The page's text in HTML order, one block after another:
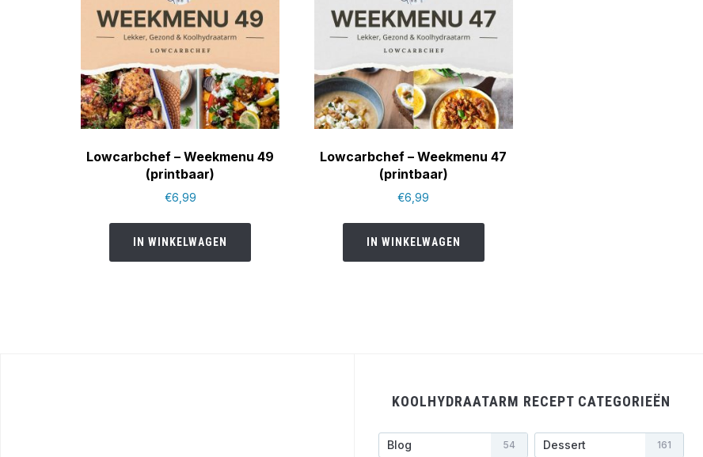
Lowcarbchef – Weekmenu 49
(printbaar)
€6,99
IN WINKELWAGEN
Lowcarbchef – Weekmenu 47
(printbaar)
€6,99
IN WINKELWAGEN
KOOLHYDRAATARM RECEPT CATEGORIEËN
Blog 54 Dessert 161